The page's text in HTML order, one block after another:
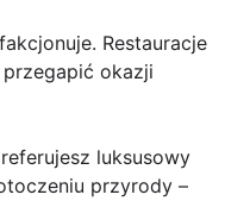
Restauracje
okazji
luksusowy
przyrody –